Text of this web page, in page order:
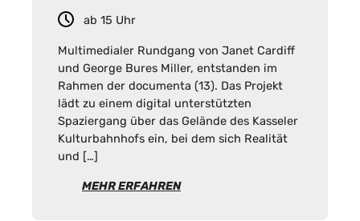
ab 15 Uhr
Multimedialer Rundgang von Janet Cardiff
und George Bures Miller, entstanden im
Rahmen der documenta (13). Das Projekt
lädt zu einem digital unterstützten
Spaziergang über das Gelände des Kasseler
Kulturbahnhofs ein, bei dem sich Realität
und […]
MEHR ERFAHREN